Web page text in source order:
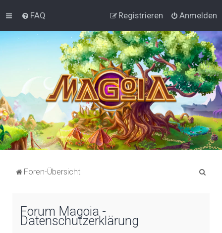
FAQ Anmelden
Registrieren
Foren-Übersicht
Forum Magoia -
Datenschutzerklärung